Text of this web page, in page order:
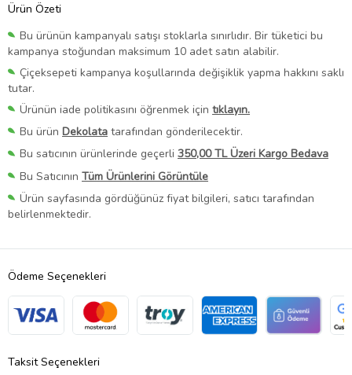
Ürün Özeti
Bu ürünün kampanyalı satışı stoklarla sınırlıdır. Bir tüketici bu
kampanya stoğundan maksimum 10 adet satın alabilir.
Çiçeksepeti kampanya koşullarında değişiklik yapma hakkını saklı
tutar.
Ürünün iade politikasını öğrenmek için tıklayın.
Bu ürün Dekolata tarafından gönderilecektir.
Bu satıcının ürünlerinde geçerli 350,00 TL Üzeri Kargo Bedava
Bu Satıcının Tüm Ürünlerini Görüntüle
Ürün sayfasında gördüğünüz fiyat bilgileri, satıcı tarafından
belirlenmektedir.
Ödeme Seçenekleri
Taksit Seçenekleri